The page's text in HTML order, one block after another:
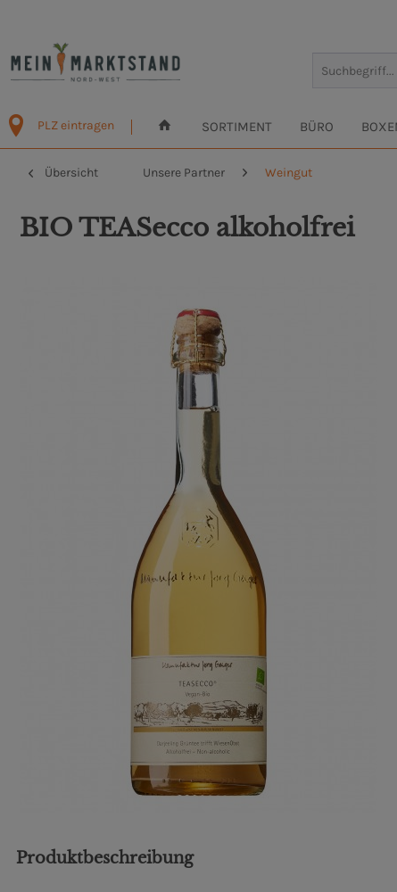
PLZ eintragen SORTIMENT BÜRO
Übersicht Unsere Partner Weingut
BIO TEASecco alkoholfrei
Produktbeschreibung